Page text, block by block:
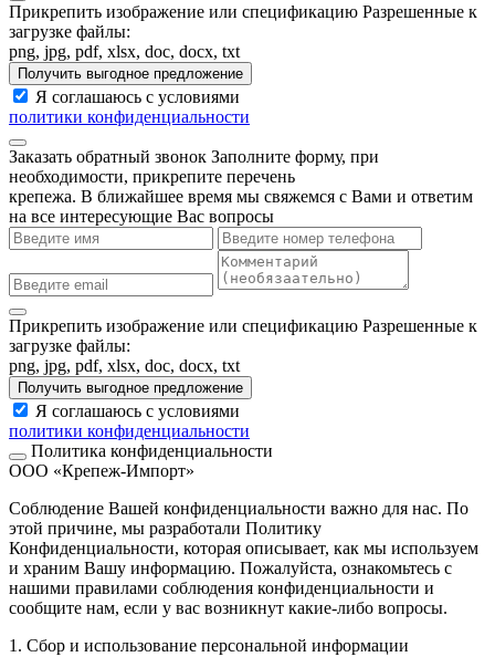
Прикрепить изображение или спецификацию Разрешенные к
загрузке файлы:
png, jpg, pdf, xlsx, doc, docx, txt
Получить выгодное предложение
Я соглашаюсь с условиями
политики конфиденциальности
Заказать обратный звонок Заполните форму, при
необходимости, прикрепите перечень
крепежа. В ближайшее время мы свяжемся с Вами и ответим
на все интересующие Вас вопросы
Прикрепить изображение или спецификацию Разрешенные к
загрузке файлы:
png, jpg, pdf, xlsx, doc, docx, txt
Получить выгодное предложение
Я соглашаюсь с условиями
политики конфиденциальности
Политика конфиденциальности
ООО «Крепеж-Импорт»
Соблюдение Вашей конфиденциальности важно для нас. По
этой причине, мы разработали Политику
Конфиденциальности, которая описывает, как мы используем
и храним Вашу информацию. Пожалуйста, ознакомьтесь с
нашими правилами соблюдения конфиденциальности и
сообщите нам, если у вас возникнут какие-либо вопросы.
1. Сбор и использование персональной информации